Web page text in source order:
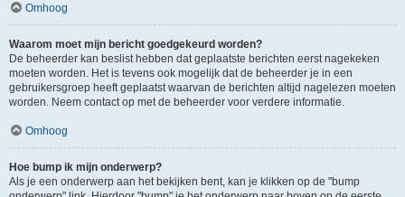
Omhoog
Waarom moet mijn bericht goedgekeurd worden?
De beheerder kan beslist hebben dat geplaatste berichten eerst nagekeken
moeten worden. Het is tevens ook mogelijk dat de beheerder je in een
gebruikersgroep heeft geplaatst waarvan de berichten altijd nagelezen moeten
worden. Neem contact op met de beheerder voor verdere informatie.
Omhoog
Hoe bump ik mijn onderwerp?
Als je een onderwerp aan het bekijken bent, kan je klikken op de "bump